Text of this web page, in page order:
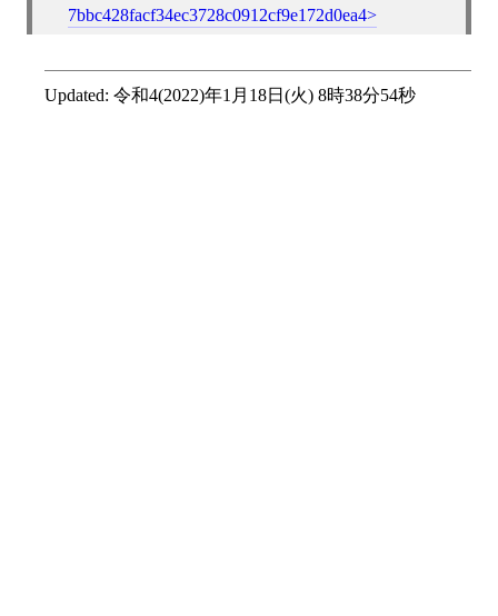
7bbc428facf34ec3728c0912cf9e172d0ea4
Updated: 令和4(2022)年1月18日(火) 8時38分54秒